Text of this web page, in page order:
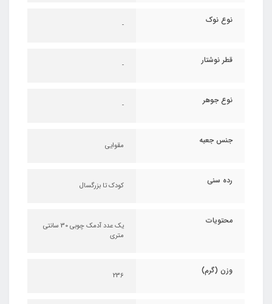
نوع نوک -
قطر نوشتار -
نوع جوهر -
جنس جعبه مقوایی
رده سنی کودک تا بزرگسال
محتویات
یک عدد آدمک چوبی 30 سانتی
متری
وزن (گرم) 236